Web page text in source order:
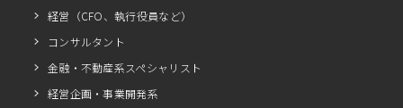
経営（CFO、執行役員など）
コンサルタント
金融・不動産系スペシャリスト
経営企画・事業開発系